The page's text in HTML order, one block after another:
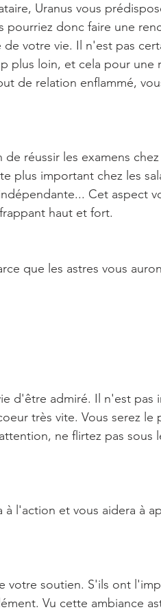
Uranus vous
pourriez donc faire une
votre vie. Il n'est pas
plus loin, et cela pour une
de relation enflammé,
réussir les examens chez
plus important chez les
Cet aspect
haut et fort.
que les astres vous
d'être admiré. Il n'est pas
très vite. Vous serez le
ne flirtez pas sous
l'action et vous aidera à
votre soutien. S'ils ont
Vu cette ambiance